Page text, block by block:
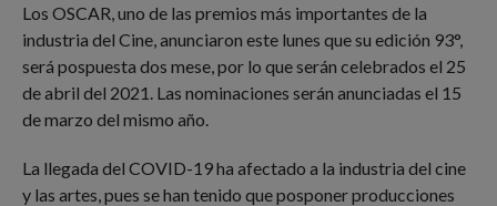
Los OSCAR, uno de las premios más importantes de la
industria del Cine, anunciaron este lunes que su edición 93°,
será pospuesta dos mese, por lo que serán celebrados el 25
de abril del 2021. Las nominaciones serán anunciadas el 15
de marzo del mismo año.
La llegada del COVID-19 ha afectado a la industria del cine
y las artes, pues se han tenido que posponer producciones